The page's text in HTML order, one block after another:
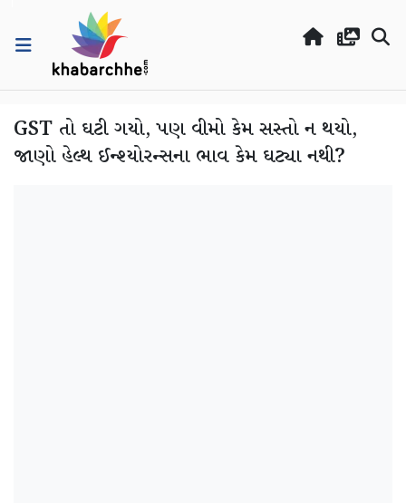
GST તો ઘટી ગયો, પણ વીમો કેમ સસ્તો ન થયો,
જાણો હેલ્થ ઈન્શ્યોરન્સના ભાવ કેમ ઘટ્યા નથી?